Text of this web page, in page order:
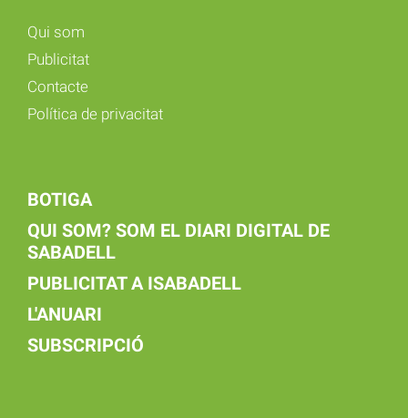
Qui som
Publicitat
Contacte
Política de privacitat
BOTIGA
QUI SOM? SOM EL DIARI DIGITAL DE
SABADELL
PUBLICITAT A ISABADELL
L'ANUARI
SUBSCRIPCIÓ